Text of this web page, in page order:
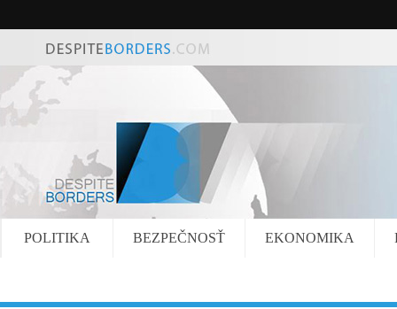
POLITIKA BEZPEČNOSŤ EKONOMIKA